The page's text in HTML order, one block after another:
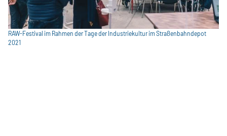
RAW-Festival im Rahmen der Tage der Industriekultur im Straßenbahndepot
2021